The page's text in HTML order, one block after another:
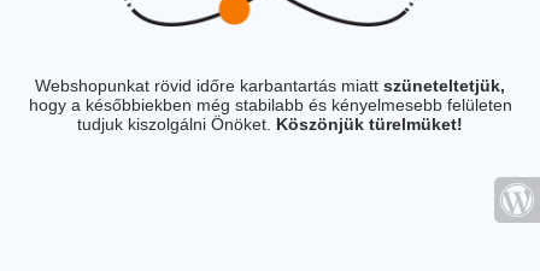
Webshopunkat rövid időre karbantartás miatt szüneteltetjük,
hogy a későbbiekben még stabilabb és kényelmesebb felületen
tudjuk kiszolgálni Önöket. Köszönjük türelmüket!